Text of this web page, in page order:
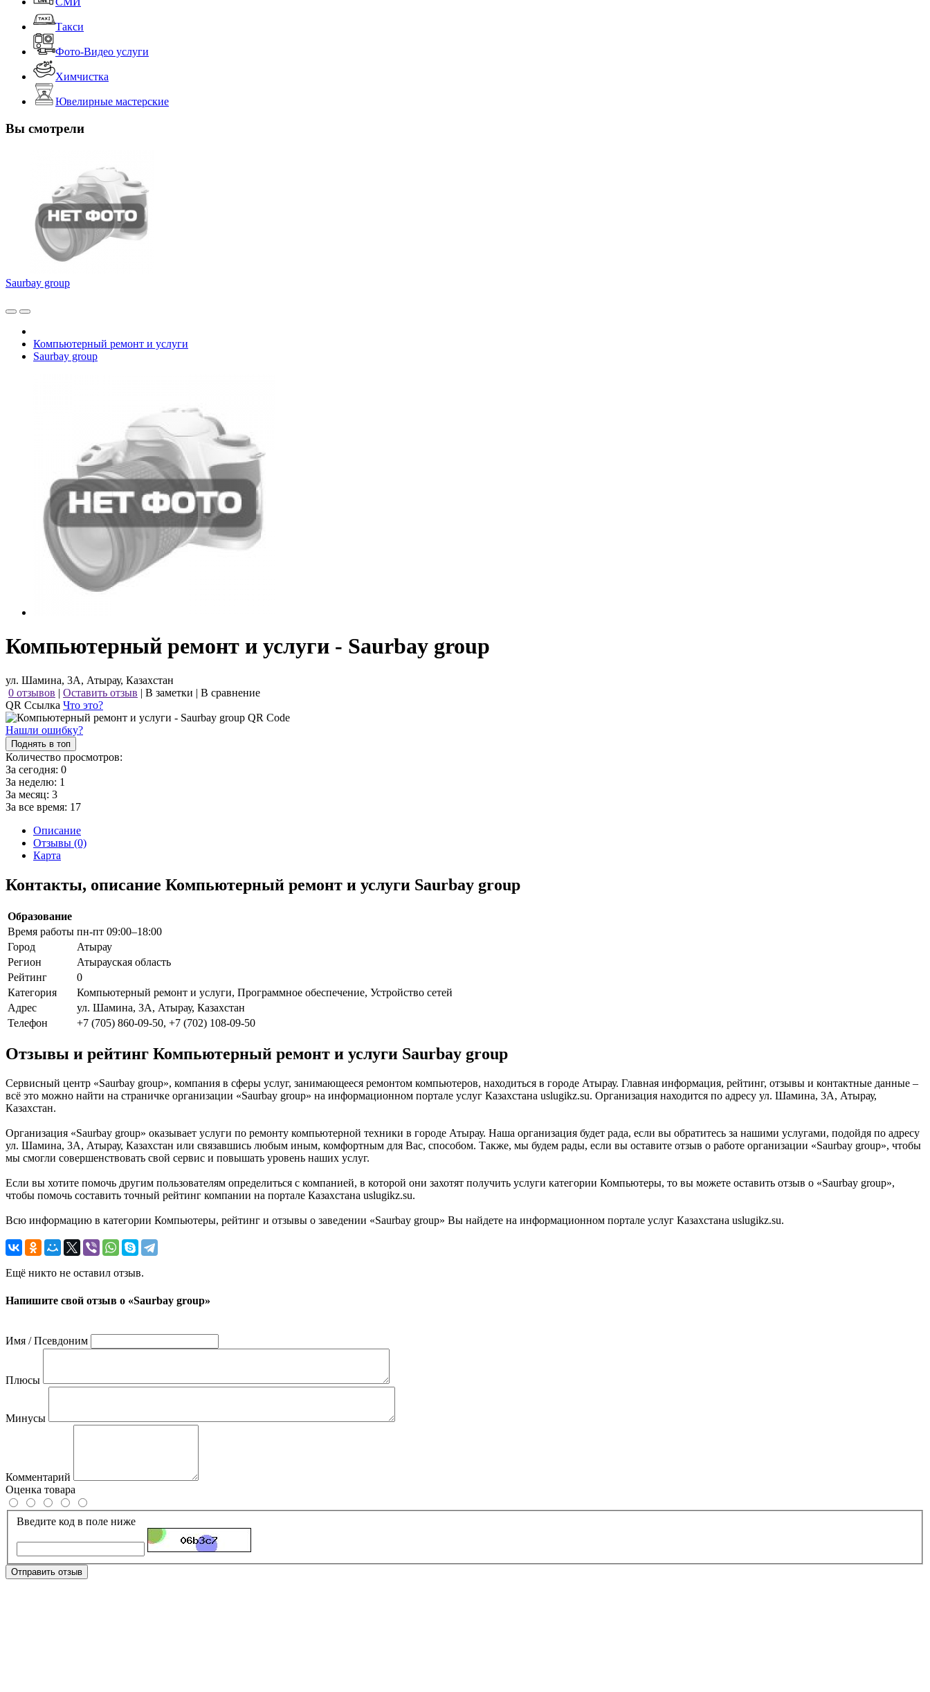
Такси
Фото-Видео услуги
Химчистка
Ювелирные мастерские
Вы смотрели
Saurbay group
Компьютерный ремонт и услуги
Saurbay group
Компьютерный ремонт и услуги - Saurbay group
ул. Шамина, 3А, Атырау, Казахстан
0 отзывов | Оставить отзыв | В заметки | В сравнение
QR Ссылка Что это?
Нашли ошибку?
Поднять в топ
Количество просмотров:
За сегодня: 0
За неделю: 1
За месяц: 3
За все время: 17
Описание
Отзывы (0)
Карта
Контакты, описание Компьютерный ремонт и услуги Saurbay group
Образование
Время работы пн-пт 09:00–18:00
Город
Атырау
Регион
Атырауская область
Рейтинг
0
Категория
Компьютерный ремонт и услуги, Программное обеспечение, Устройство сетей
Адрес
ул. Шамина, 3А, Атырау, Казахстан
Телефон
+7 (705) 860-09-50, +7 (702) 108-09-50
Отзывы и рейтинг Компьютерный ремонт и услуги Saurbay group
Сервисный центр «Saurbay group», компания в сферы услуг, занимающееся ремонтом компьютеров, находиться в городе Атырау. Главная информация, рейтинг, отзывы и контактные данные –
всё это можно найти на страничке организации «Saurbay group» на информационном портале услуг Казахстана uslugikz.su. Организация находится по адресу ул. Шамина, 3А, Атырау,
Казахстан.
Организация «Saurbay group» оказывает услуги по ремонту компьютерной техники в городе Атырау. Наша организация будет рада, если вы обратитесь за нашими услугами, подойдя по адресу
ул. Шамина, 3А, Атырау, Казахстан или связавшись любым иным, комфортным для Вас, способом. Также, мы будем рады, если вы оставите отзыв о работе организации «Saurbay group», чтобы
мы смогли совершенствовать свой сервис и повышать уровень наших услуг.
Если вы хотите помочь другим пользователям определиться с компанией, в которой они захотят получить услуги категории Компьютеры, то вы можете оставить отзыв о «Saurbay group»,
чтобы помочь составить точный рейтинг компании на портале Казахстана uslugikz.su.
Всю информацию в категории Компьютеры, рейтинг и отзывы о заведении «Saurbay group» Вы найдете на информационном портале услуг Казахстана uslugikz.su.
Ещё никто не оставил отзыв.
Напишите свой отзыв о «Saurbay group»
Имя / Псевдоним
Плюсы
Минусы
Комментарий
Оценка товара
Введите код в поле ниже
Отправить отзыв